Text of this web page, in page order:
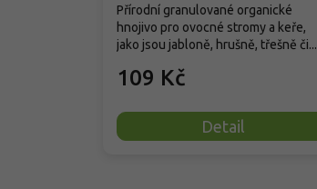
109 Kč
Detail
Přírodní granulované organické
hnojivo pro ovocné stromy a keře,
jako jsou jabloně, hrušně, třešně či...